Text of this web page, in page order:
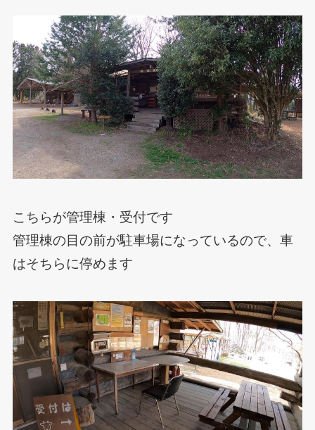
こちらが管理棟・受付です
管理棟の目の前が駐車場になっているので、車
はそちらに停めます